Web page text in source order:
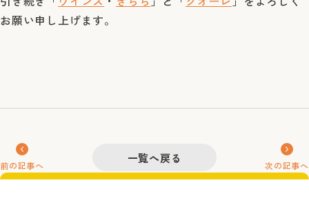
お願い申し上げます。
前の記事へ
一覧へ戻る
次の記事へ